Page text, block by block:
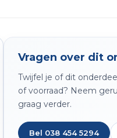
Vragen over dit
Twijfel je of dit
of voorraad? Neem
graag verder.
Bel 038 454 5294